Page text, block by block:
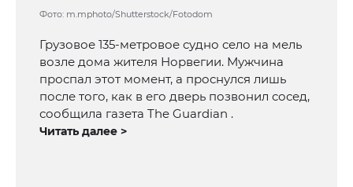
Фото: m.mphoto/Shutterstock/Fotodom
Грузовое 135-метровое судно село на мель
возле дома жителя Норвегии. Мужчина
проспал этот момент, а проснулся лишь
после того, как в его дверь позвонил сосед,
сообщила газета The Guardian .
Читать далее >